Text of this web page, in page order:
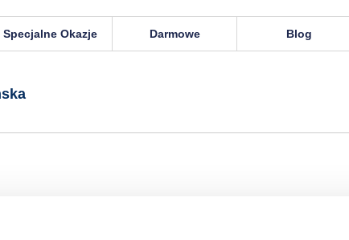
Specjalne Okazje Darmowe Blog